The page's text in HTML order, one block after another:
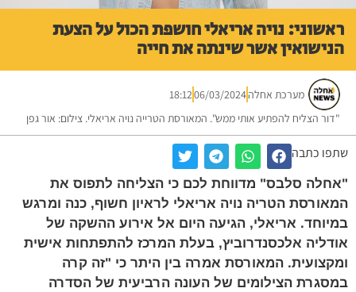
נויה אריאלי חושפת הכול על הצעת
אשר שינתה את חייה
מערכת אחלה 06/03/2024
18:12
הצליח להפתיע אותי ממש". המאורסת הטרייה נויה אריאלי. צילום: אור גפן
כתבה
סלבס" מדווחת לכם כי הצליחה לתפוס את
הטריה נויה אריאלי לראיון חשוף, כנה ומרגש
אריאלי, הגיעה היום אל אירוע ההשקה של
אלכסנדרוביץ, בעלת המרכז להתפתחות אישית
המאורסת אמרה בין היתר כי "זה קרה
הצילומים של העונה הרביעית של הסדרה